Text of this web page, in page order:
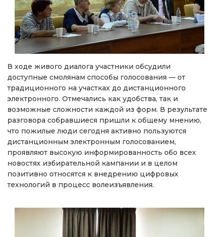
В ходе живого диалога участники обсудили
доступные смолянам способы голосования — от
традиционного на участках до дистанционного
электронного. Отмечались как удобства, так и
возможные сложности каждой из форм. В результате
разговора собравшиеся пришли к общему мнению,
что пожилые люди сегодня активно пользуются
дистанционным электронным голосованием,
проявляют высокую информированность обо всех
новостях избирательной кампании и в целом
позитивно относятся к внедрению цифровых
технологий в процесс волеизъявления.